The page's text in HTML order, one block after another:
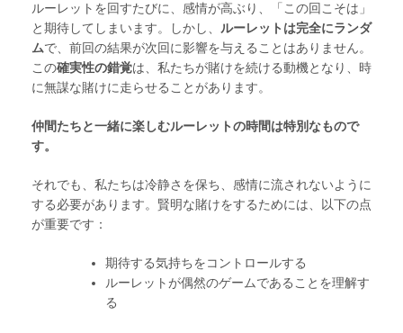
ルーレットを回すたびに、感情が高ぶり、「この回こそは」
と期待してしまいます。しかし、 ルーレットは完全にランダ
ムで、前回の結果が次回に影響を与えることはありません。
この確実性の錯覚は、私たちが賭けを続ける動機となり、時
に無謀な賭けに走らせることがあります。
仲間たちと一緒に楽しむルーレットの時間は特別なもので
す。
それでも、私たちは冷静さを保ち、感情に流されないように
する必要があります。賢明な賭けをするためには、以下の点
が重要です：
期待する気持ちをコントロールする
ルーレットが偶然のゲームであることを理解す
る